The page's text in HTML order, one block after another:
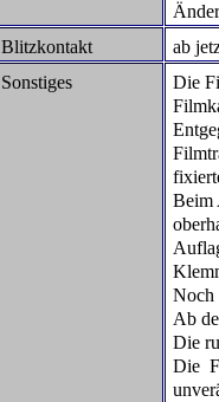
Blitzkontakt
ab
Sonstiges
Die
Beim
Noch
Ab
Die
Die